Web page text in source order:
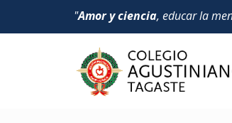
"Amor y ciencia, educar la